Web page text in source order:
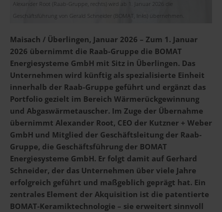
Alexander Root (Raab-Gruppe, rechts) wird ab 1. Januar 2026 die
Geschäftsführung von Gerald Schneider (BOMAT, links) übernehmen.
Maisach / Überlingen, Januar 2026 – Zum 1. Januar
2026 übernimmt die Raab-Gruppe die BOMAT
Energiesysteme GmbH mit Sitz in Überlingen. Das
Unternehmen wird künftig als spezialisierte Einheit
innerhalb der Raab-Gruppe geführt und ergänzt das
Portfolio gezielt im Bereich Wärmerückgewinnung
und Abgaswärmetauscher. Im Zuge der Übernahme
übernimmt Alexander Root, CEO der Kutzner + Weber
GmbH und Mitglied der Geschäftsleitung der Raab-
Gruppe, die Geschäftsführung der BOMAT
Energiesysteme GmbH. Er folgt damit auf Gerhard
Schneider, der das Unternehmen über viele Jahre
erfolgreich geführt und maßgeblich geprägt hat. Ein
zentrales Element der Akquisition ist die patentierte
BOMAT-Keramiktechnologie – sie erweitert sinnvoll